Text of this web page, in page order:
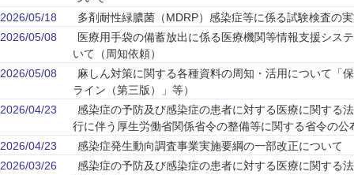
2026/05/18
多剤耐性緑膿菌（MDRP）感染症等に係る試験検査の
2026/05/08
医療用手袋の備蓄放出に係る医療機関等情報支援シス
いて（周知依頼）
2026/05/08
麻しん対策に関する各種資料の周知・活用について「
ライン（第三版）」等）
2026/04/23
感染症の予防及び感染症の患者に対する医療に関する
行に伴う厚生労働省関係省令の整備等に関する省令の公
2026/04/23
感染症発生動向調査事業実施要綱の一部改正について
2026/03/26
感染症の予防及び感染症の患者に対する医療に関する